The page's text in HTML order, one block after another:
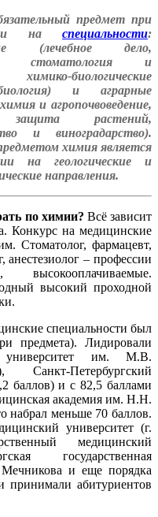
предмет при
на специальности:
(лечебное дело,
стоматология и
химико-биологические
и аграрные
и агропочвоведение,
защита растений,
и виноградарство).
химия является
на геологические и
направления.
по химии? Всё зависит
Конкурс на медицинские
Стоматолог, фармацевт,
анестезиолог – профессии
высокооплачиваемые.
высокий проходной
специальности был
предмета). Лидировали
университет им. М.В.
Петербургский
баллов) и с 82,5 баллами
академия им. Н.Н.
набрал меньше 70 баллов.
университет (г.
медицинский
государственная
и еще порядка
принимали абитуриентов